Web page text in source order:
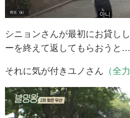
シニョンさんが最初にお貸し
ーを終えて返してもらおうと…
それに気が付きユノさん （全